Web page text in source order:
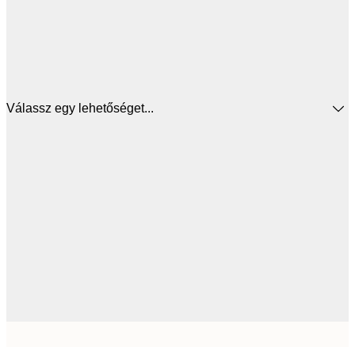
Válassz egy lehetőséget...